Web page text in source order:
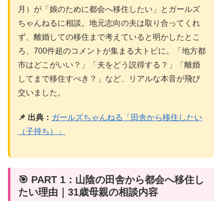
月）が「娘のために都会へ移住したい」とガールズ
ちゃんねるに相談。地元志向の夫は取り合ってくれ
ず、離婚しての移住まで考えていると明かしたとこ
ろ、700件超のコメントが集まる大トピに。「地方都
市はどこがいい？」「夫をどう説得する？」「離婚
してまで移住すべき？」など、リアルな本音が飛び
交いました。
📌 出典： ガールズちゃんねる「田舎から移住したい
（子持ち）」
🎯 PART 1：山陰の田舎から都会へ移住し
たい理由｜31歳母親の相談内容